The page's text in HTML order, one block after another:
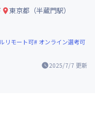
2025/7/7 更新
東京都（半蔵門駅）
リモート可
オンライン選考可